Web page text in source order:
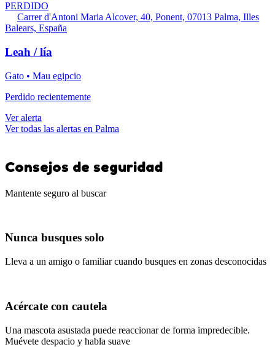
PERDIDO
Carrer d'Antoni Maria Alcover, 40, Ponent, 07013 Palma, Illes
Balears, España
Leah / lía
Gato • Mau egipcio
Perdido recientemente
Ver alerta
Ver todas las alertas en Palma
Consejos de seguridad
Mantente seguro al buscar
Nunca busques solo
Lleva a un amigo o familiar cuando busques en zonas desconocidas
Acércate con cautela
Una mascota asustada puede reaccionar de forma impredecible.
Muévete despacio y habla suave